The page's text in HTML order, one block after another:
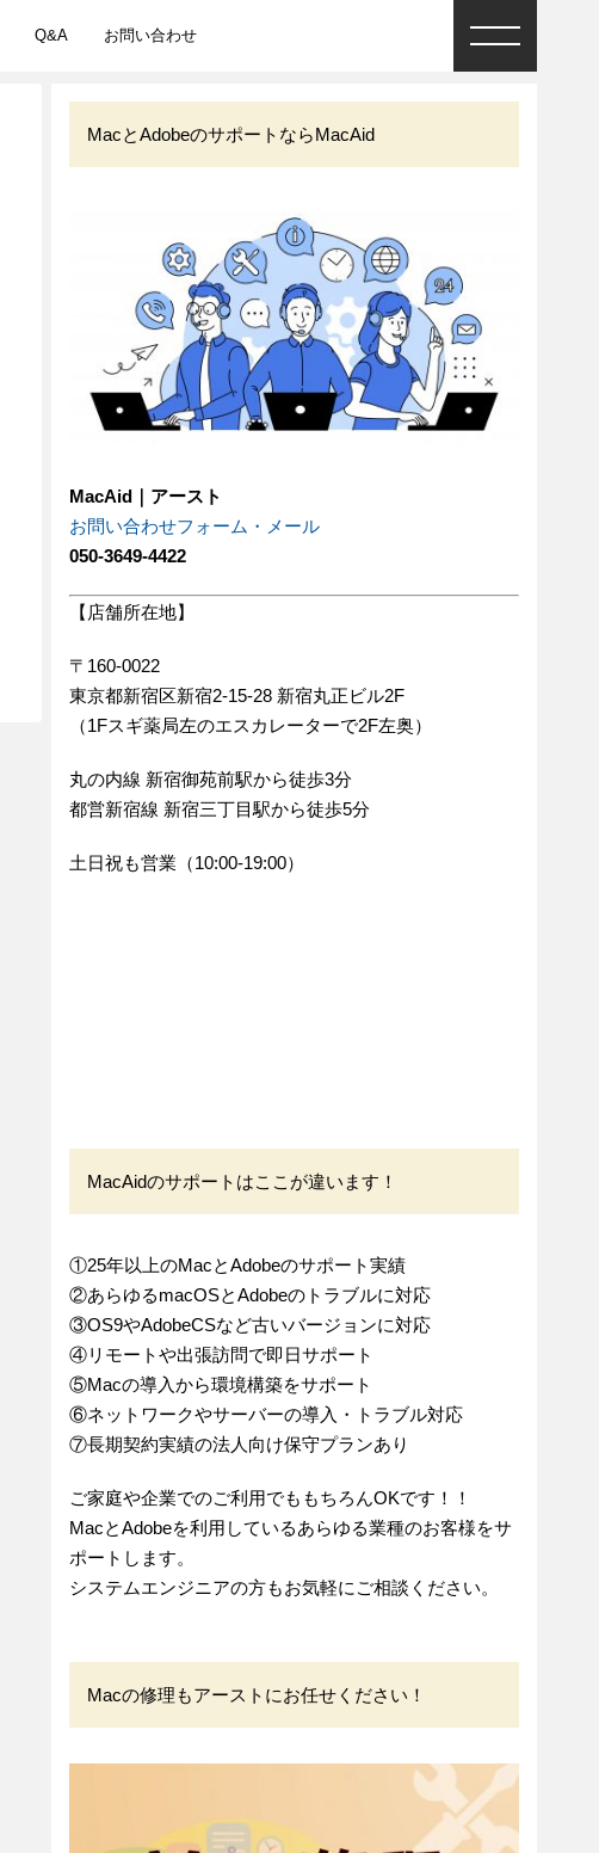
Q&A お問い合わせ
MacとAdobeのサポートならMacAid
MacAid｜アースト
お問い合わせフォーム・メール
050-3649-4422
【店舗所在地】
〒160-0022
東京都新宿区新宿2-15-28 新宿丸正ビル2F
（1Fスギ薬局左のエスカレーターで2F左奥）
丸の内線 新宿御苑前駅から徒歩3分
都営新宿線 新宿三丁目駅から徒歩5分
土日祝も営業（10:00-19:00）
MacAidのサポートはここが違います！
①25年以上のMacとAdobeのサポート実績
②あらゆるmacOSとAdobeのトラブルに対応
③OS9やAdobeCSなど古いバージョンに対応
④リモートや出張訪問で即日サポート
⑤Macの導入から環境構築をサポート
⑥ネットワークやサーバーの導入・トラブル対応
⑦長期契約実績の法人向け保守プランあり
ご家庭や企業でのご利用でももちろんOKです！！
MacとAdobeを利用しているあらゆる業種のお客様をサ
ポートします。
システムエンジニアの方もお気軽にご相談ください。
Macの修理もアーストにお任せください！